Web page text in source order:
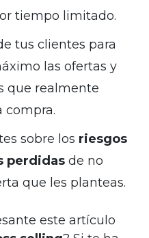
tiempo limitado.
tus clientes para
las ofertas y
que realmente
compra.
sobre los riesgos
perdidas de no
que les planteas.
este artículo